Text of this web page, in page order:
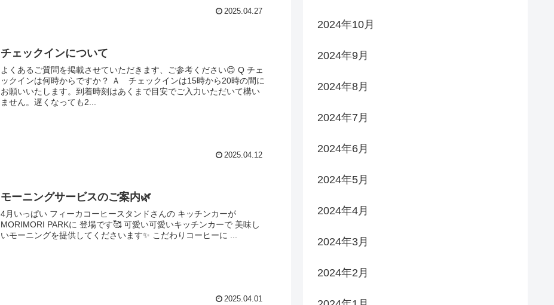
2025.04.27
チェックインについて
よくあるご質問を掲載させていただきます、ご参考ください😊 Q チェ
ックインは何時からですか？ Ａ チェックインは15時から20時の間に
お願いいたします。到着時刻はあくまで目安でご入力いただいて構い
ません。遅くなっても2...
2025.04.12
モーニングサービスのご案内🌿
4月いっぱい フィーカコーヒースタンドさんの キッチンカーが
MORIMORI PARKに 登場です🥰 可愛い可愛いキッチンカーで 美味し
いモーニングを提供してくださいます✨ こだわりコーヒーに ...
2025.04.01
2024年10月
2024年9月
2024年8月
2024年7月
2024年6月
2024年5月
2024年4月
2024年3月
2024年2月